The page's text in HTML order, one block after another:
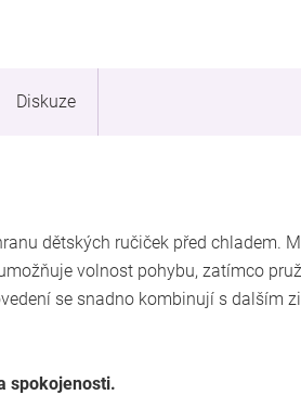
Diskuze
dětských ručiček před chladem.
volnost pohybu, zatímco
se snadno kombinují s dalším
spokojenosti.